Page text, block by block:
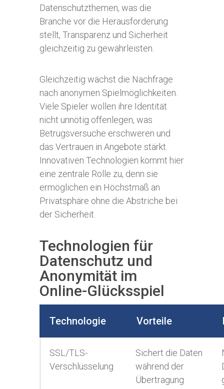
Datenschutzthemen, was die
Branche vor die Herausforderung
stellt, Transparenz und Sicherheit
gleichzeitig zu gewährleisten.
Gleichzeitig wächst die Nachfrage
nach anonymen Spielmöglichkeiten.
Viele Spieler wollen ihre Identität
nicht unnötig offenlegen, was
Betrugsversuche erschweren und
das Vertrauen in Angebote stärkt.
Innovativen Technologien kommt hier
eine zentrale Rolle zu, denn sie
ermöglichen ein Höchstmaß an
Privatsphäre ohne die Abstriche bei
der Sicherheit.
Technologien für
Datenschutz und
Anonymität im
Online-Glücksspiel
Technologie Vorteile
SSL/TLS-
Verschlüsselung
Sichert die Daten
während der
Übertragung